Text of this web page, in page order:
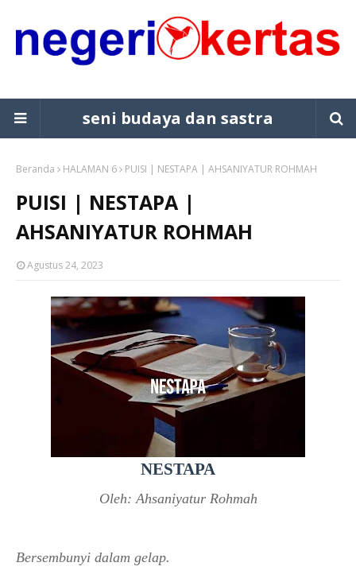
seni budaya dan sastra
Beranda HALAMAN 6 PUISI | NESTAPA | AHSANIYATUR ROHMAH
PUISI | NESTAPA |
AHSANIYATUR ROHMAH
Agustus 24, 2023
NESTAPA
Oleh: Ahsaniyatur Rohmah
Bersembunyi dalam gelap.